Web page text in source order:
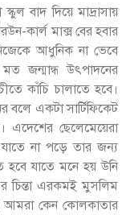
বাদ দিয়ে মাদ্রাসায়
কার্ল মাক্স বের হবার
আধুনিক না ভেবে
মত জন্মান্ধ উৎপাদনের
কাঁচি চালাতে হবে।
বলে একটা সার্টিফিকেট
এদেশের ছেলেমেয়েরা
না পড়ে তার জন্য
যাতে মনে হয় উনি
চিন্তা এরকমই মুসলিম
আমরা কেন কোলকাতার